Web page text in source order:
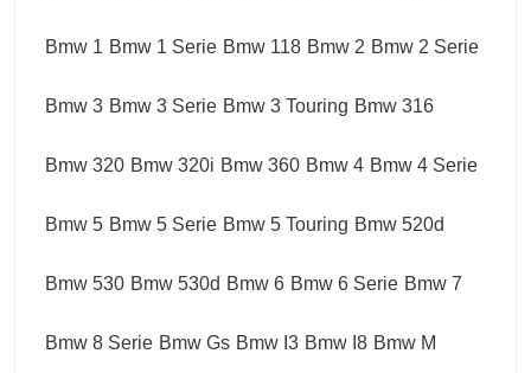
Bmw 1 Bmw 1 Serie Bmw 118 Bmw 2 Bmw 2 Serie
Bmw 3 Bmw 3 Serie Bmw 3 Touring Bmw 316
Bmw 320 Bmw 320i Bmw 360 Bmw 4 Bmw 4 Serie
Bmw 5 Bmw 5 Serie Bmw 5 Touring Bmw 520d
Bmw 530 Bmw 530d Bmw 6 Bmw 6 Serie Bmw 7
Bmw 8 Serie Bmw Gs Bmw I3 Bmw I8 Bmw M